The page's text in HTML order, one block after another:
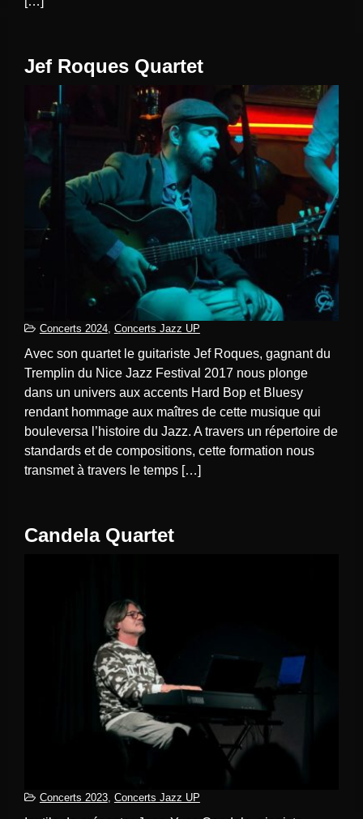
Jef Roques Quartet
Concerts 2024, Concerts Jazz UP
Avec son quartet le guitariste Jef Roques, gagnant du
Tremplin du Nice Jazz Festival 2017 nous plonge
dans un univers aux accents Hard Bop et Bluesy
rendant hommage aux maîtres de cette musique qui
bouleversa l’histoire du Jazz. A travers un répertoire de
standards et de compositions, cette formation nous
transmet à travers le temps […]
Candela Quartet
Concerts 2023, Concerts Jazz UP